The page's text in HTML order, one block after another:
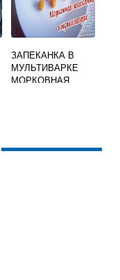
ЗАПЕКАНКА В
МУЛЬТИВАРКЕ
МОРКОВНАЯ